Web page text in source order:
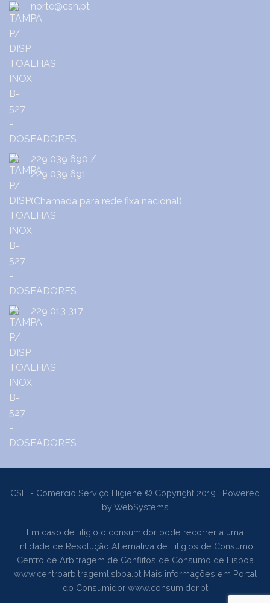
norte@csh.pt
229 039 690 /
229 039 691
(Chamada para rede fixa nacional)
229 013 317
CSH - Comércio Serviço Higiene © Copyright 2019 | Powered
byWebSystems
Em caso de litígio o consumidor pode recorrer a uma
Entidade de Resolução Alternativa de Litígios de Consumo.
Centro de Arbitragem de Conflitos de Consumo de Lisboa
www.centroarbitragemlisboa.ptMais informações em Portal
do Consumidor www.consumidor.pt